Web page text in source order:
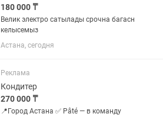
180 000 ₸
Велик электро сатылады срочна багасн
келысемыз
Астана, сегодня
Реклама
Кондитер
270 000 ₸
📍Город Астана ✅ Pâté — в команду